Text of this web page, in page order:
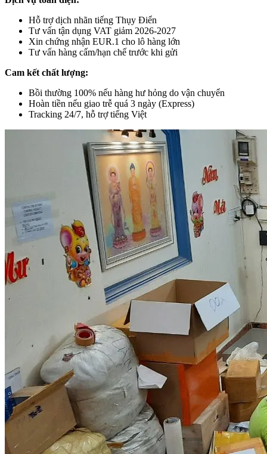
Hỗ trợ dịch nhãn tiếng Thụy Điển
Tư vấn tận dụng VAT giảm 2026-2027
Xin chứng nhận EUR.1 cho lô hàng lớn
Tư vấn hàng cấm/hạn chế trước khi gửi
Cam kết chất lượng:
Bồi thường 100% nếu hàng hư hỏng do vận chuyển
Hoàn tiền nếu giao trễ quá 3 ngày (Express)
Tracking 24/7, hỗ trợ tiếng Việt